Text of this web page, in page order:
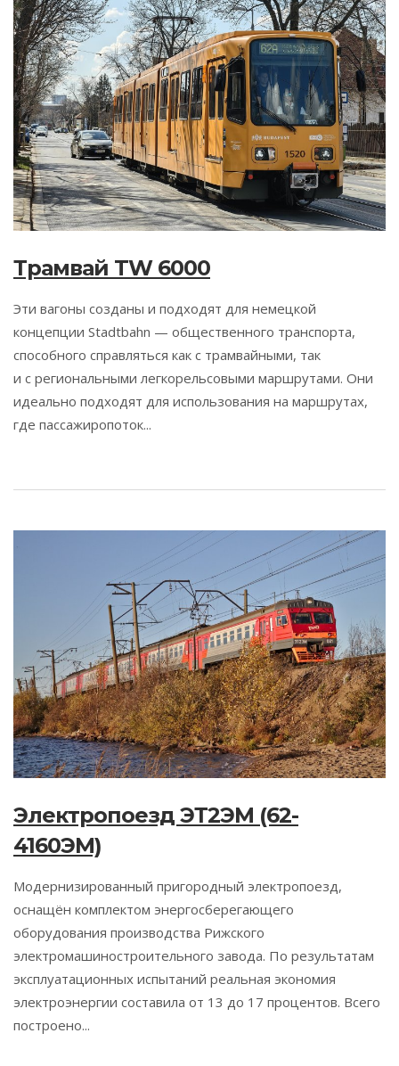
Трамвай TW 6000
Эти вагоны созданы и подходят для немецкой
концепции Stadtbahn — общественного транспорта,
способного справляться как с трамвайными, так
и с региональными легкорельсовыми маршрутами. Они
идеально подходят для использования на маршрутах,
где пассажиропоток...
Электропоезд ЭТ2ЭМ (62-
4160ЭМ)
Модернизированный пригородный электропоезд,
оснащён комплектом энергосберегающего
оборудования производства Рижского
электромашиностроительного завода. По результатам
эксплуатационных испытаний реальная экономия
электроэнергии составила от 13 до 17 процентов. Всего
построено...